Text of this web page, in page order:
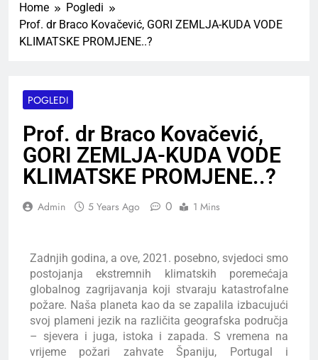
Home
Pogledi
Prof. dr Braco Kovačević, GORI ZEMLJA-KUDA VODE
KLIMATSKE PROMJENE..?
POGLEDI
Prof. dr Braco Kovačević,
GORI ZEMLJA-KUDA VODE
KLIMATSKE PROMJENE..?
Admin 5 Years Ago 0 1 Mins
Zadnjih godina, a ove, 2021. posebno, svjedoci smo
postojanja ekstremnih klimatskih poremećaja
globalnog zagrijavanja koji stvaraju katastrofalne
požare. Naša planeta kao da se zapalila izbacujući
svoj plameni jezik na različita geografska područja
– sjevera i juga, istoka i zapada. S vremena na
vrijeme požari zahvate Španiju, Portugal i